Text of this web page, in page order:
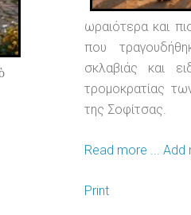
ωραιότερα και
που
σκλαβιάς και
τρομοκρατίας
της Σοφίτσας.
Read more ... Add
Print